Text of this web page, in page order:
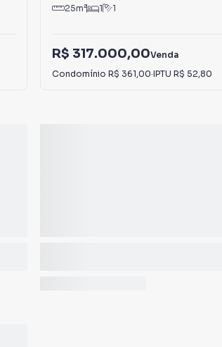
25m² 1 1
R$ 317.000,00Venda
Condomínio R$ 361,00·IPTU R$ 52,80